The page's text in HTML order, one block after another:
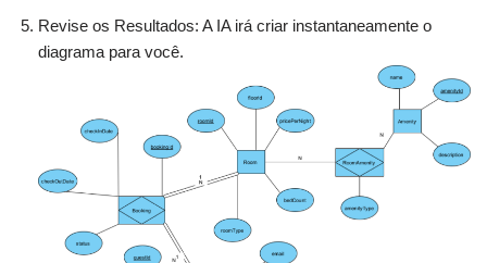
Revise os Resultados: A IA irá criar instantaneamente o
diagrama para você.